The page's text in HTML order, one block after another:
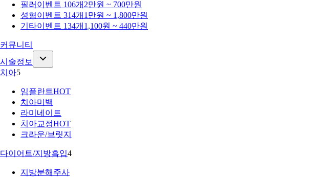
필러 이벤트 106개 2만원 ~ 700만원
성형이벤트 314개 1만원 ~ 1,800만원
기타이벤트 134개 1,100원 ~ 440만원
커뮤니티
시술정보
치아5
임플란트HOT
치아미백
라미네이트
치아교정HOT
크라운/브릿지
다이어트/지방흡입4
지방분해주사